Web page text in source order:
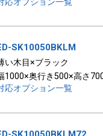
SK10050BKLM
い木目×ブラック
1000×奥行き500×高さ
応オプション一覧